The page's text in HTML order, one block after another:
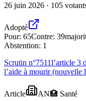
26 juin 2026 · 105
Adopté
Pour: 65Contre: 39
Abstention: 1
Scrutin n°7511l’article 3
l’aide à mourir (nouvelle
Article AN🏥 Santé